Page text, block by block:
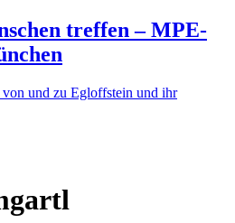
treffen – MPE-
und zu Egloffstein und ihr